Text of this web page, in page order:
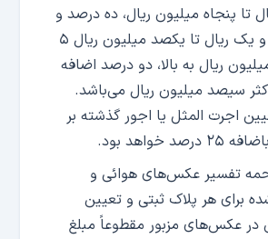
تا پنجاه میلیون ریال، ده درصد و
از پنجاه میلیون و یک ریال تا یکصد میلیون ریال ۵
ریال به بالا، دو درصد اضافه
سیصد میلیون ریال می‌باشد.
اجرت المثل یا اجور گذشته بر
خواهد بود.
الزحمه تفسیر عکس‌های هوائی و
شده برای هر پلاک ثبتی و تعیین
در عکس‌های مزبور مقطوعاً مبلغ